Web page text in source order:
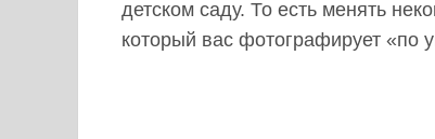
детском саду. То есть менять
который вас фотографирует «по